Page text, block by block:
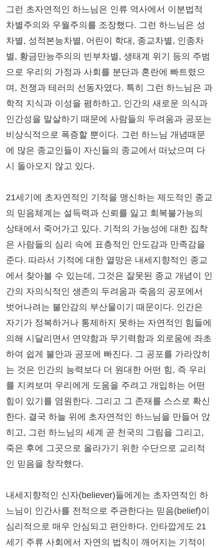
그런 초자연적인 하느님은 인류 역사에서 이분법적
차별주의와 우월주의를 조장했다. 그런 하느님은 성
차별, 성적본능차별, 어린이 학대, 종교차별, 인종차
별, 황금만능주의의 빈부차별, 생태계 위기 등의 주범
으로 우리의 가정과 사회를 분단과 혼란에 빠트렸으
며, 전쟁과 테러의 선동자였다. 특히 그런 하느님은 과
학적 지식과 이성을 폄하하고, 인간의 새로운 의식과
인간성을 말살하기 때문에 사람들의 두려움과 공포는
비상식적으로 폭증할 뿐이다. 그런 하느님 개념때문
에 많은 종교인들이 자신들의 종교에서 떠났으며 다
시 돌아오지 않고 있다.
21세기에 초자연적인 기적을 맹신하는 제도적인 종교
의 믿음체계는 설득력과 신뢰를 잃고 회복불가능의
상태에서 죽어가고 있다. 기적의 가능성에 대한 집착
은 사람들의 심리 속에 표층적인 안도감과 만족감을
준다. 따라서 기적에 대한 열망은 내세지향적인 종교
에서 찾아볼 수 있는데, 그것은 잘못된 종교 개념이 인
간의 자의식적인 생존의 두려움과 죽음의 공포에서
벗어나려는 불안감의 부산물이기 때문이다. 인간은
자기가 정복하거나 통제하지 못하는 자연적인 힘들에
의해 시달리면서 연약함과 무기력함과 외로움에 좌초
하여 쉽게 불안과 공포에 빠진다. 그 공포를 가라앉히
는 것은 인간의 능력보다 더 원대한 어떤 힘, 즉 우리
를 지켜보며 우리에게 도움을 주려고 개입하는 어떤
힘이 있기를 염원한다. 그리고 그 존재를 스스로 확신
한다. 결국 하늘 위에 초자연적인 하느님을 만들어 앉
히고, 그런 하느님의 세계 곧 천국의 그림을 그리고,
죽은 후에 그곳으로 올라가기 위한 수단으로 교리적
인 믿음을 창작했다.
내세지향적인 신자(believer)들에게는 초자연적인 하
느님이 인간사를 전적으로 주관한다는 믿음(belief)이
심리적으로 매우 안심되고 편안하다. 안타깝게도 21
세기 주류 사회에서 자연의 법칙이 깨어지는 기적이